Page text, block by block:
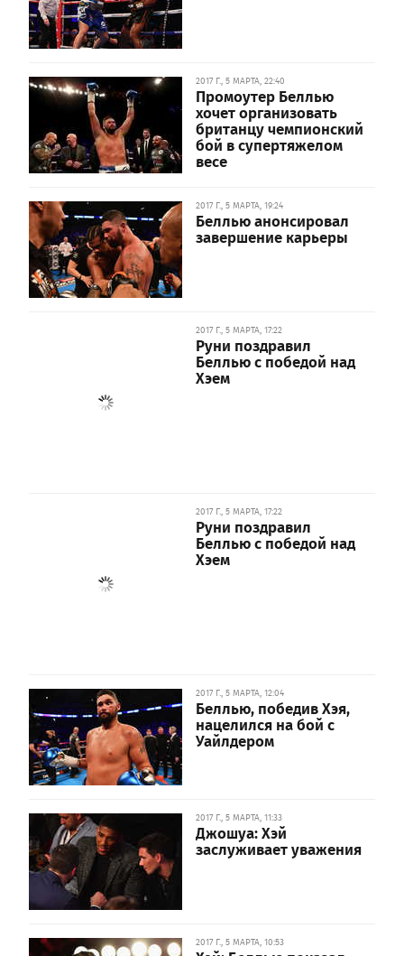
2017 Г., 5 МАРТА, 22:40
Промоутер Беллью
хочет организовать
британцу чемпионский
бой в супертяжелом
весе
2017 Г., 5 МАРТА, 19:24
Беллью анонсировал
завершение карьеры
2017 Г., 5 МАРТА, 17:22
Руни поздравил
Беллью с победой над
Хэем
2017 Г., 5 МАРТА, 17:22
Руни поздравил
Беллью с победой над
Хэем
2017 Г., 5 МАРТА, 12:04
Беллью, победив Хэя,
нацелился на бой с
Уайлдером
2017 Г., 5 МАРТА, 11:33
Джошуа: Хэй
заслуживает уважения
2017 Г., 5 МАРТА, 10:53